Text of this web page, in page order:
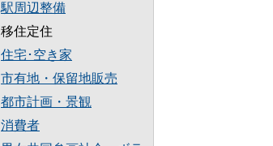
駅周辺整備
移住定住
住宅･空き家
市有地・保留地販売
都市計画・景観
消費者